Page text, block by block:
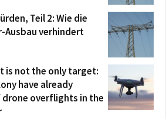
Teil 2: Wie die
Ausbau verhindert
is not the only target:
have already
overflights in the